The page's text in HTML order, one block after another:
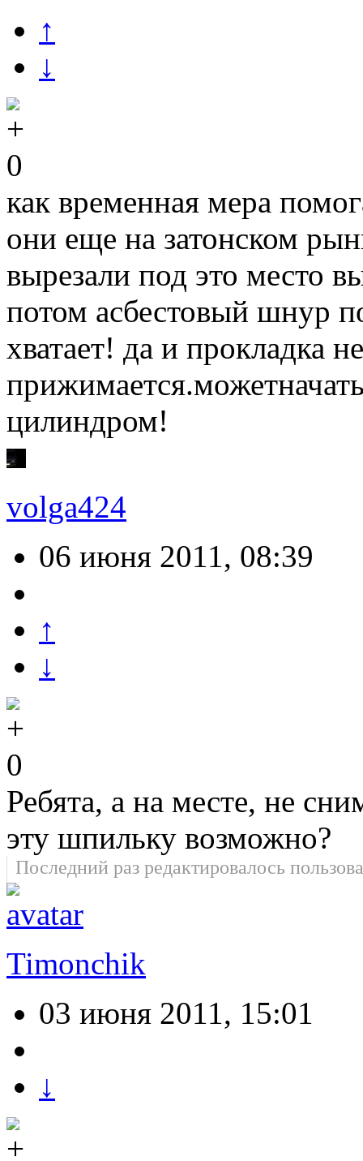
↑
↓
0
как временная мера
они еще на затонском
вырезали под это место
потом асбестовый шнур
хватает! да и прокладка
цилиндром!
volga424
06 июня 2011, 08:39
↑
↓
0
Ребята, а на месте, не
эту шпильку возможно?
Последний раз редактировалось
Timonchik
03 июня 2011, 15:01
↓